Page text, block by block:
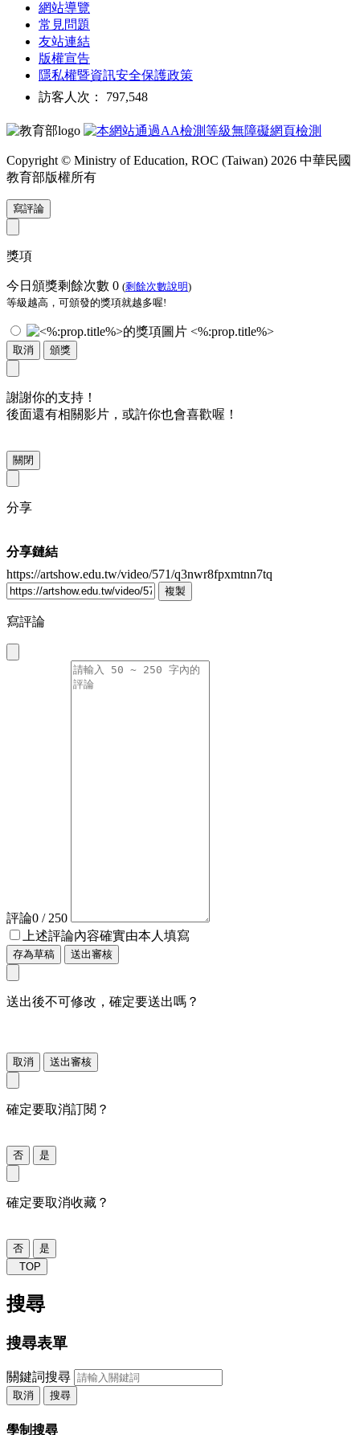
網站導覽
常見問題
友站連結
版權宣告
隱私權暨資訊安全保護政策
訪客人次： 797,548
Copyright © Ministry of Education, ROC (Taiwan) 2026 中華民國
教育部版權所有
寫評論
獎項
今日頒獎剩餘次數 0 (剩餘次數說明)
等級越高，可頒發的獎項就越多喔!
<%:prop.title%>
取消 頒獎
謝謝你的支持！
後面還有相關影片，或許你也會喜歡喔！
關閉
分享
分享鏈結
https://artshow.edu.tw/video/571/q3nwr8fpxmtnn7tq
複製
寫評論
評論0 / 250
上述評論內容確實由本人填寫
存為草稿 送出審核
送出後不可修改，確定要送出嗎？
取消 送出審核
確定要取消訂閱？
否 是
確定要取消收藏？
否
是
TOP
搜尋
搜尋表單
關鍵詞搜尋
取消 搜尋
學制搜尋